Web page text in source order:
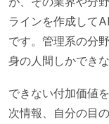
ラインを作成して
です。管理系の分
身の人間しかできな
できない付加価値
次情報、自分の目